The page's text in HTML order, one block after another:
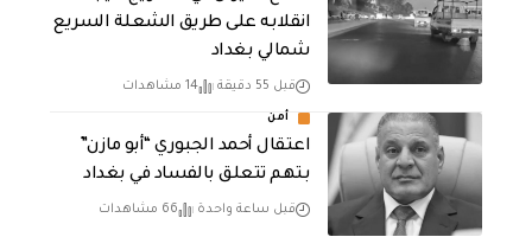
انقلابه على طريق الشعلة السريع
شمالي بغداد
قبل 55 دقيقة 14 مشاهدات
أمن
اعتقال أحمد الجبوري “أبو مازن”
بتهم تتعلق بالفساد في بغداد
قبل ساعة واحدة 66 مشاهدات